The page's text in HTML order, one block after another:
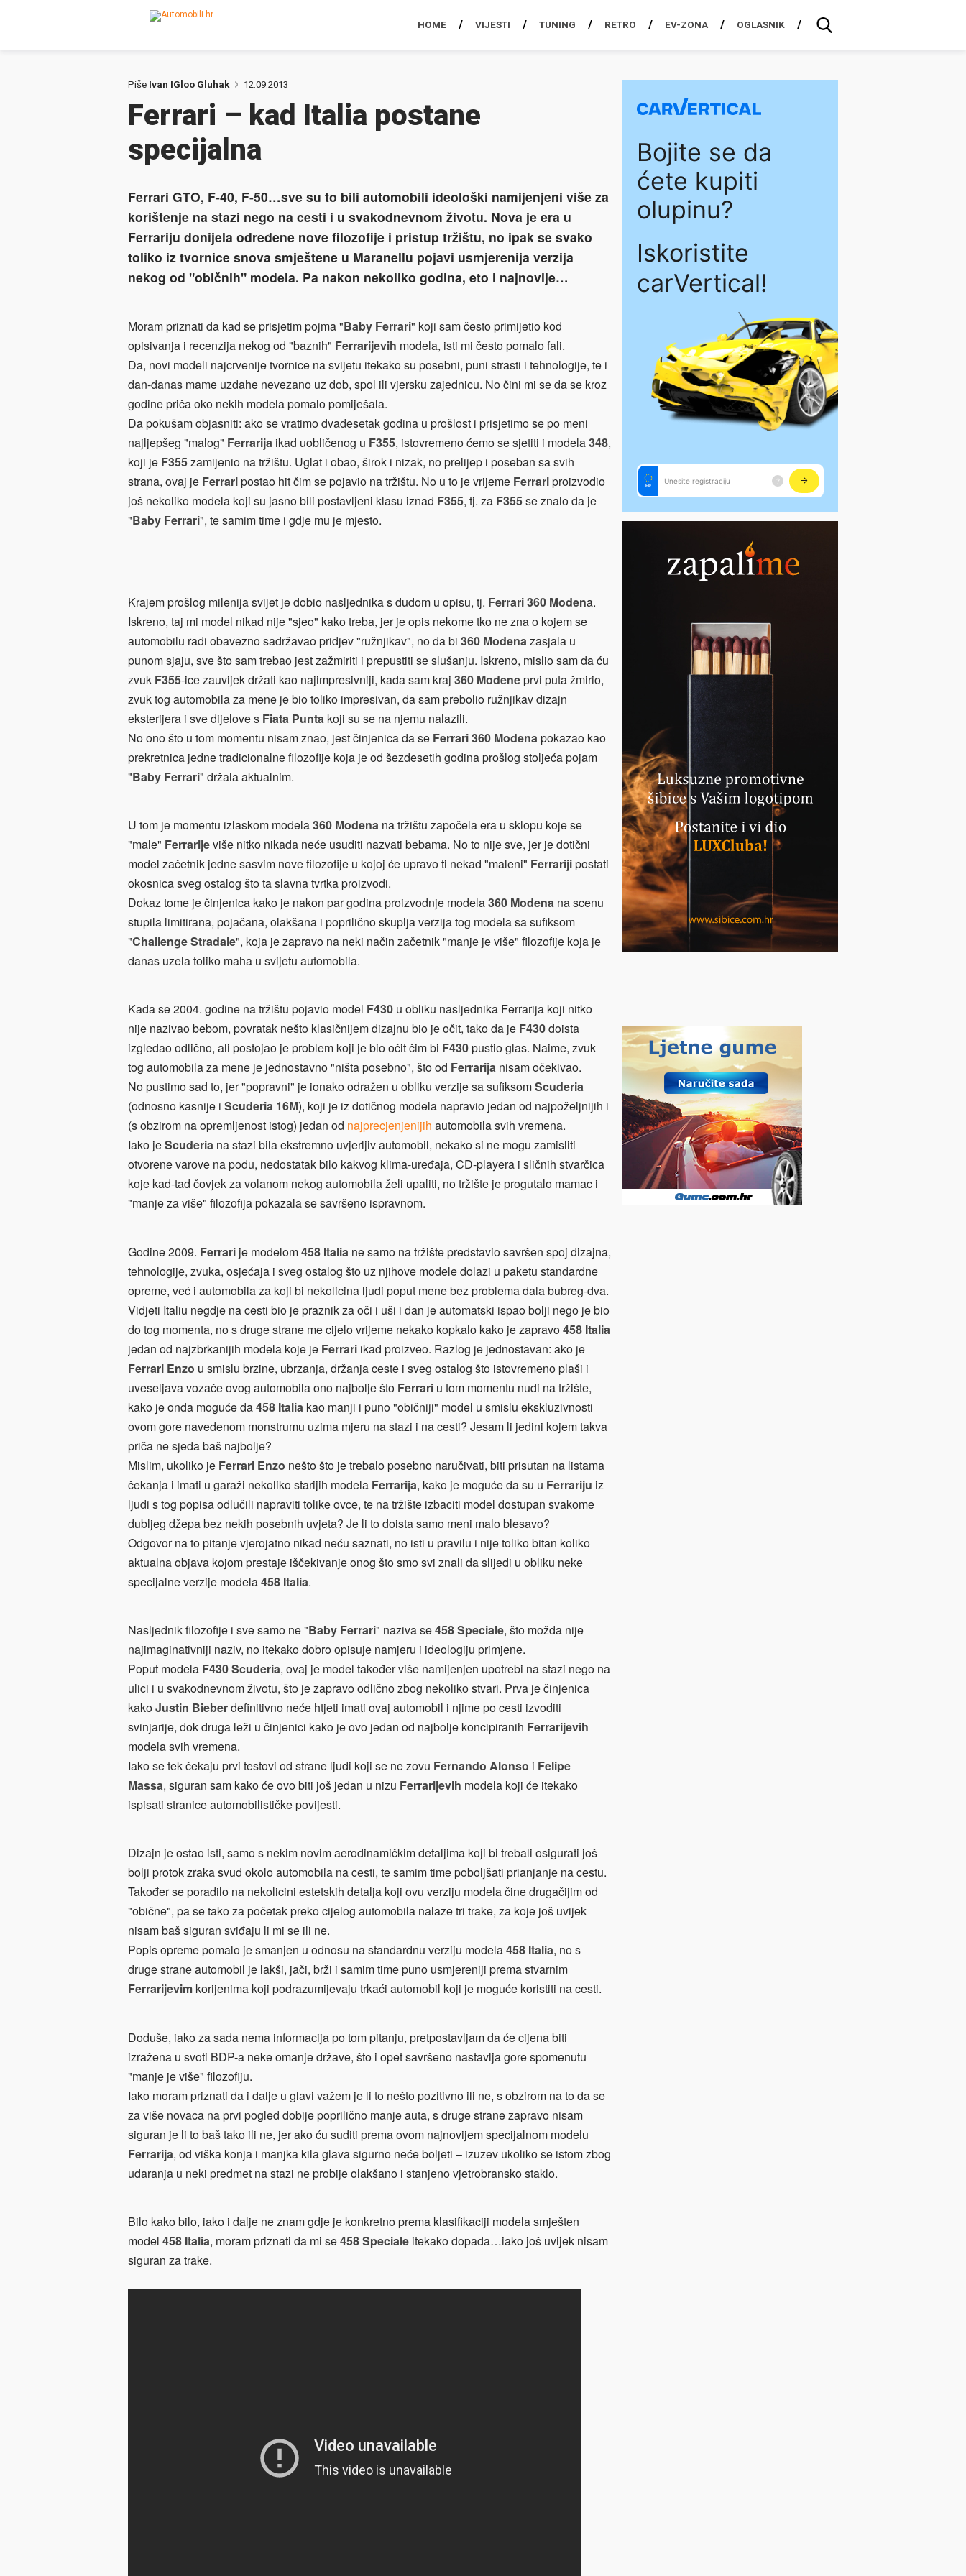
HOME VIJESTI TUNING RETRO EV-ZONA OGLASNIK
Piše Ivan IGloo Gluhak 12.09.2013
Ferrari – kad Italia postane
specijalna
Ferrari GTO, F-40, F-50…sve su to bili automobili ideološki namijenjeni više za
korištenje na stazi nego na cesti i u svakodnevnom životu. Nova je era u
Ferrariju donijela određene nove filozofije i pristup tržištu, no ipak se svako
toliko iz tvornice snova smještene u Maranellu pojavi usmjerenija verzija
nekog od "običnih" modela. Pa nakon nekoliko godina, eto i najnovije…
Moram priznati da kad se prisjetim pojma "Baby Ferrari" koji sam često primijetio kod
opisivanja i recenzija nekog od "baznih" Ferrarijevih modela, isti mi često pomalo fali.
Da, novi modeli najcrvenije tvornice na svijetu itekako su posebni, puni strasti i tehnologije, te i
dan-danas mame uzdahe nevezano uz dob, spol ili vjersku zajednicu. No čini mi se da se kroz
godine priča oko nekih modela pomalo pomiješala.
Da pokušam objasniti: ako se vratimo dvadesetak godina u prošlost i prisjetimo se po meni
najljepšeg "malog" Ferrarija ikad uobličenog u F355, istovremeno ćemo se sjetiti i modela348,
koji je F355zamijenio na tržištu. Uglat i obao, širok i nizak, no prelijep i poseban sa svih
strana, ovaj je Ferraripostao hit čim se pojavio na tržištu. No u to je vrijeme Ferrariproizvodio
još nekoliko modela koji su jasno bili postavljeni klasu iznad F355, tj. za F355se znalo da je
"Baby Ferrari", te samim time i gdje mu je mjesto.
Krajem prošlog milenija svijet je dobio nasljednika s dudom u opisu, tj. Ferrari 360 Modena.
Iskreno, taj mi model nikad nije "sjeo" kako treba, jer je opis nekome tko ne zna o kojem se
automobilu radi obavezno sadržavao pridjev "ružnjikav", no da bi 360 Modenazasjala u
punom sjaju, sve što sam trebao jest zažmiriti i prepustiti se slušanju. Iskreno, mislio sam da ću
zvuk F355-ice zauvijek držati kao najimpresivniji, kada sam kraj 360 Modeneprvi puta žmirio,
zvuk tog automobila za mene je bio toliko impresivan, da sam prebolio ružnjikav dizajn
eksterijera i sve dijelove s Fiata Punta koji su se na njemu nalazili.
No ono što u tom momentu nisam znao, jest činjenica da se Ferrari 360 Modenapokazao kao
prekretnica jedne tradicionalne filozofije koja je od šezdesetih godina prošlog stoljeća pojam
"Baby Ferrari" držala aktualnim.
U tom je momentu izlaskom modela360 Modena na tržištu započela era u sklopu koje se
"male" Ferrarijeviše nitko nikada neće usuditi nazvati bebama. No to nije sve, jer je dotični
model začetnik jedne sasvim nove filozofije u kojoj će upravo ti nekad "maleni" Ferrarijipostati
okosnica sveg ostalog što ta slavna tvrtka proizvodi.
Dokaz tome je činjenica kako je nakon par godina proizvodnje modela360 Modena na scenu
stupila limitirana, pojačana, olakšana i poprilično skuplja verzija tog modela sa sufiksom
"Challenge Stradale", koja je zapravo na neki način začetnik "manje je više" filozofije koja je
danas uzela toliko maha u svijetu automobila.
Kada se 2004. godine na tržištu pojavio model F430 u obliku nasljednika Ferrarija koji nitko
nije nazivao bebom, povratak nešto klasičnijem dizajnu bio je očit, tako da je F430doista
izgledao odlično, ali postojao je problem koji je bio očit čim bi F430pustio glas. Naime, zvuk
tog automobila za mene je jednostavno "ništa posebno", što od Ferrarija nisam očekivao.
No pustimo sad to, jer "popravni" je ionako odražen u obliku verzije sa sufiksomScuderia
(odnosno kasnije i Scuderia 16M), koji je iz dotičnog modela napravio jedan od najpoželjnijih i
(s obzirom na opremljenost istog) jedan od najprecjenjenijih automobila svih vremena.
Iako jeScuderia na stazi bila ekstremno uvjerljiv automobil, nekako si ne mogu zamisliti
otvorene varove na podu, nedostatak bilo kakvog klima-uređaja, CD-playera i sličnih stvarčica
koje kad-tad čovjek za volanom nekog automobila želi upaliti, no tržište je progutalo mamac i
"manje za više" filozofija pokazala se savršeno ispravnom.
Godine 2009. Ferrari je modelom458 Italia ne samo na tržište predstavio savršen spoj dizajna,
tehnologije, zvuka, osjećaja i sveg ostalog što uz njihove modele dolazi u paketu standardne
opreme, već i automobila za koji bi nekolicina ljudi poput mene bez problema dala bubreg-dva.
Vidjeti Italiu negdje na cesti bio je praznik za oči i uši i dan je automatski ispao bolji nego je bio
do tog momenta, no s druge strane me cijelo vrijeme nekako kopkalo kako je zapravo458 Italia
jedan od najzbrkanijih modela koje je Ferrari ikad proizveo. Razlog je jednostavan: ako je
Ferrari Enzo u smislu brzine, ubrzanja, držanja ceste i sveg ostalog što istovremeno plaši i
uveseljava vozače ovog automobila ono najbolje što Ferrari u tom momentu nudi na tržište,
kako je onda moguće da458 Italia kao manji i puno "običniji" model u smislu ekskluzivnosti
ovom gore navedenom monstrumu uzima mjeru na stazi i na cesti? Jesam li jedini kojem takva
priča ne sjeda baš najbolje?
Mislim, ukoliko je Ferrari Enzo nešto što je trebalo posebno naručivati, biti prisutan na listama
čekanja i imati u garaži nekoliko starijih modela Ferrarija, kako je moguće da su u Ferrariju iz
ljudi s tog popisa odlučili napraviti tolike ovce, te na tržište izbaciti model dostupan svakome
dubljeg džepa bez nekih posebnih uvjeta? Je li to doista samo meni malo blesavo?
Odgovor na to pitanje vjerojatno nikad neću saznati, no isti u pravilu i nije toliko bitan koliko
aktualna objava kojom prestaje iščekivanje onog što smo svi znali da slijedi u obliku neke
specijalne verzije modela458 Italia.
Nasljednik filozofije i sve samo ne "Baby Ferrari" naziva se458 Speciale, što možda nije
najimaginativniji naziv, no itekako dobro opisuje namjeru i ideologiju primjene.
Poput modela F430 Scuderia, ovaj je model također više namijenjen upotrebi na stazi nego na
ulici i u svakodnevnom životu, što je zapravo odlično zbog nekoliko stvari. Prva je činjenica
kakoJustin Bieberdefinitivno neće htjeti imati ovaj automobil i njime po cesti izvoditi
svinjarije, dok druga leži u činjenici kako je ovo jedan od najbolje koncipiranih Ferrarijevih
modela svih vremena.
Iako se tek čekaju prvi testovi od strane ljudi koji se ne zovu Fernando Alonso i Felipe
Massa, siguran sam kako će ovo biti još jedan u nizu Ferrarijevih modela koji će itekako
ispisati stranice automobilističke povijesti.
Dizajn je ostao isti, samo s nekim novim aerodinamičkim detaljima koji bi trebali osigurati još
bolji protok zraka svud okolo automobila na cesti, te samim time poboljšati prianjanje na cestu.
Također se poradilo na nekolicini estetskih detalja koji ovu verziju modela čine drugačijim od
"obične", pa se tako za početak preko cijelog automobila nalaze tri trake, za koje još uvijek
nisam baš siguran sviđaju li mi se ili ne.
Popis opreme pomalo je smanjen u odnosu na standardnu verziju modela458 Italia, no s
druge strane automobil je lakši, jači, brži i samim time puno usmjereniji prema stvarnim
Ferrarijevim korijenima koji podrazumijevaju trkaći automobil koji je moguće koristiti na cesti.
Doduše, iako za sada nema informacija po tom pitanju, pretpostavljam da će cijena biti
izražena u svoti BDP-a neke omanje države, što i opet savršeno nastavlja gore spomenutu
"manje je više" filozofiju.
Iako moram priznati da i dalje u glavi važem je li to nešto pozitivno ili ne, s obzirom na to da se
za više novaca na prvi pogled dobije poprilično manje auta, s druge strane zapravo nisam
siguran je li to baš tako ili ne, jer ako ću suditi prema ovom najnovijem specijalnom modelu
Ferrarija, od viška konja i manjka kila glava sigurno neće boljeti – izuzev ukoliko se istom zbog
udaranja u neki predmet na stazi ne probije olakšano i stanjeno vjetrobransko staklo.
Bilo kako bilo, iako i dalje ne znam gdje je konkretno prema klasifikaciji modela smješten
model 458 Italia, moram priznati da mi se458 Speciale itekako dopada…iako još uvijek nisam
siguran za trake.